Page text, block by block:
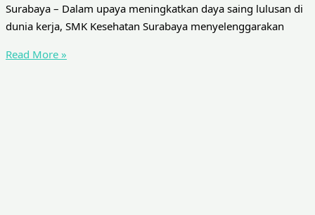
Surabaya – Dalam upaya meningkatkan daya saing lulusan di
dunia kerja, SMK Kesehatan Surabaya menyelenggarakan
Read More »